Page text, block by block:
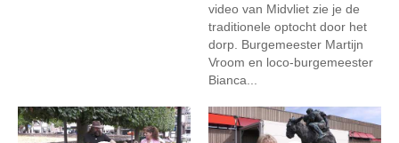
video van Midvliet zie je de
traditionele optocht door het
dorp. Burgemeester Martijn
Vroom en loco-burgemeester
Bianca...